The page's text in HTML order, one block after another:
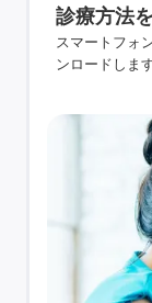
診療方法
スマートフォ
ンロードします